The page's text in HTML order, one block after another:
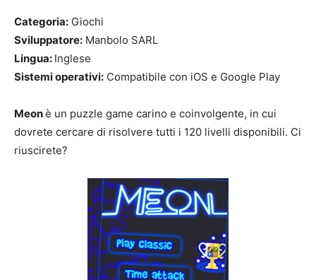
Categoria: Giochi
Sviluppatore: Manbolo SARL
Lingua: Inglese
Sistemi operativi: Compatibile con iOS e Google Play
Meonè un puzzle game carino e coinvolgente, in cui
dovrete cercare di risolvere tutti i 120 livelli disponibili. Ci
riuscirete?